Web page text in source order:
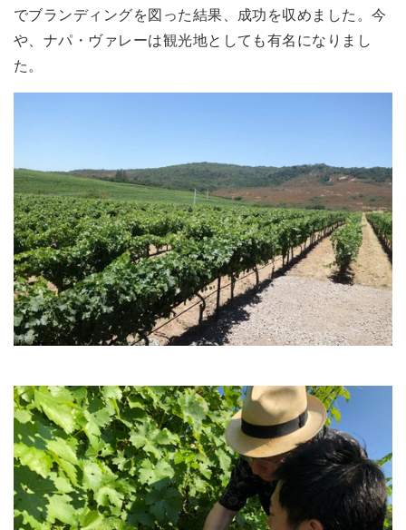
でブランディングを図った結果、成功を収めました。今
や、ナパ・ヴァレーは観光地としても有名になりまし
た。